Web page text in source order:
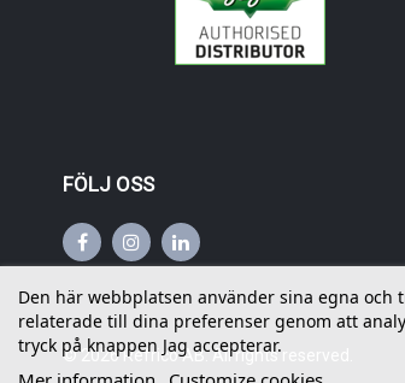
Den här webbplatsen använder sina egna
relaterade till dina preferenser genom att
tryck på knappen Jag accepterar.
FÖLJ OSS
© 2026Refrico AB. All rights reserved.